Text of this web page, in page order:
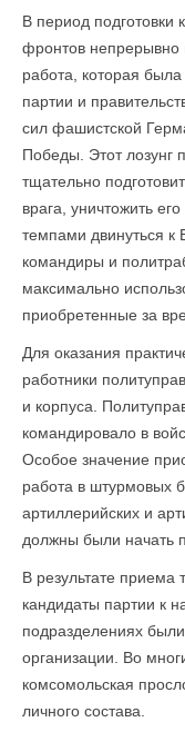
В период подготовки
фронтов непрерывно
работа, которая
партии и
сил фашистской
Победы. Этот лозунг
тщательно
врага, уничтожить
темпами двинуться к
командиры и
максимально
приобретенные за
Для оказания
работники
и корпуса.
командировало в
Особое значение
работа в штурмовых
артиллерийских и
должны были начать
В результате приема
кандидаты партии к
подразделениях
организации. Во
комсомольская
личного состава.